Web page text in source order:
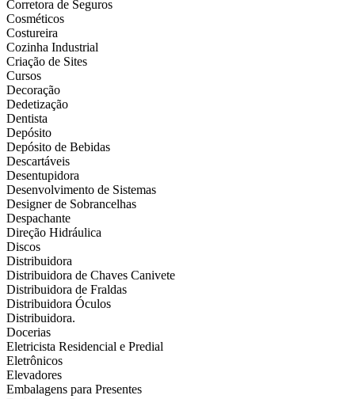
Corretora de Seguros
Cosméticos
Costureira
Cozinha Industrial
Criação de Sites
Cursos
Decoração
Dedetização
Dentista
Depósito
Depósito de Bebidas
Descartáveis
Desentupidora
Desenvolvimento de Sistemas
Designer de Sobrancelhas
Despachante
Direção Hidráulica
Discos
Distribuidora
Distribuidora de Chaves Canivete
Distribuidora de Fraldas
Distribuidora Óculos
Distribuidora.
Docerias
Eletricista Residencial e Predial
Eletrônicos
Elevadores
Embalagens para Presentes